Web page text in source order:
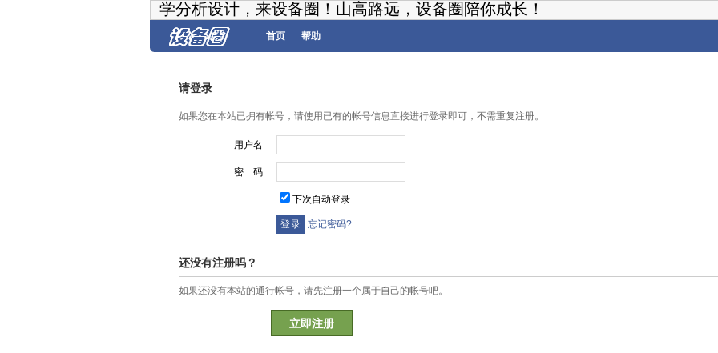
学分析设计，来设备圈！山高路远，设备圈陪你成长！
首页 帮助
请登录
如果您在本站已拥有帐号，请使用已有的帐号信息直接进行登录即可，不需重复注册。
用户名
密 码
下次自动登录
忘记密码?
还没有注册吗？
如果还没有本站的通行帐号，请先注册一个属于自己的帐号吧。
立即注册